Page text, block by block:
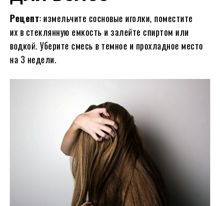
Рецепт: измельчите сосновые иголки, поместите
их в стеклянную емкость и залейте спиртом или
водкой. Уберите смесь в темное и прохладное место
на 3 недели.